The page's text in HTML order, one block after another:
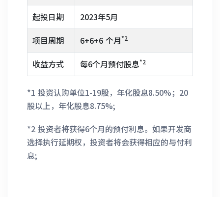
起投日期
2023年5月
项目周期
6+6+6 个月*2
收益方式 每6个月预付股息*2
*1 投资认购单位1-19股，年化股息8.50%；20
股以上，年化股息8.75%;
*2 投资者将获得6个月的预付利息。如果开发商
选择执行延期权，投资者将会获得相应的与付利
息;